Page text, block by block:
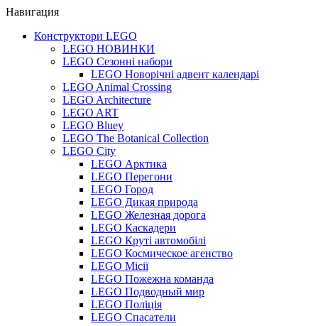
Навигация
Конструктори LEGO
LEGO НОВИНКИ
LEGO Сезонні набори
LEGO Новорічні адвент календарі
LEGO Animal Crossing
LEGO Architecture
LEGO ART
LEGO Bluey
LEGO The Botanical Collection
LEGO City
LEGO Арктика
LEGO Перегони
LEGO Город
LEGO Дикая природа
LEGO Железная дорога
LEGO Каскадери
LEGO Круті автомобілі
LEGO Космическое агенство
LEGO Місії
LEGO Пожежна команда
LEGO Подводный мир
LEGO Поліція
LEGO Спасатели